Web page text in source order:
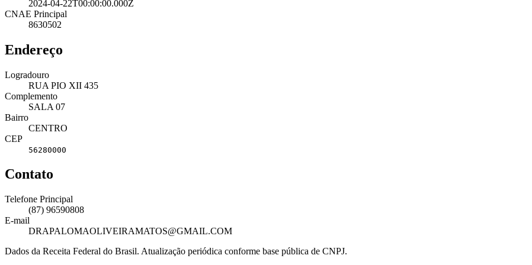
2024-04-22T00:00:00.000Z
CNAE Principal
8630502
Endereço
Logradouro
RUA PIO XII 435
Complemento
SALA 07
Bairro
CENTRO
CEP
56280000
Contato
Telefone Principal
(87) 96590808
E-mail
DRAPALOMAOLIVEIRAMATOS@GMAIL.COM
Dados da Receita Federal do Brasil. Atualização periódica conforme base pública de CNPJ.